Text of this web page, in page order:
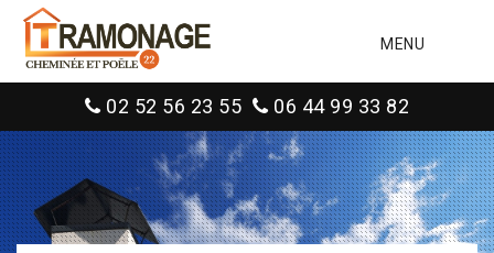
MENU
02 52 56 23 55 06 44 99 33 82